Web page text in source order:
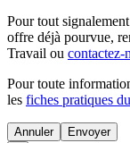
Pour tout
offre déjà pourvue,
Travail ou contactez-
Pour toute
les fiches pratiques
Annuler